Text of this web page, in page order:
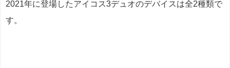
2021年に登場したアイコス3デュオのデバイスは全2種類で
す。